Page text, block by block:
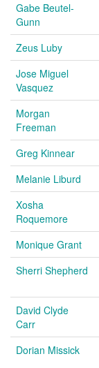
Gabe Beutel-
Gunn
Zeus Luby
Jose Miguel
Vasquez
Morgan
Freeman
Greg Kinnear
Melanie Liburd
Xosha
Roquemore
Monique Grant
Sherri Shepherd
David Clyde
Carr
Dorian Missick